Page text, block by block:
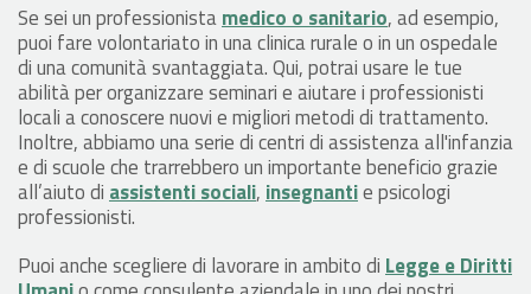
Se sei un professionistamedico o sanitario, ad esempio,
puoi fare volontariato in una clinica rurale o in un ospedale
di una comunità svantaggiata. Qui, potrai usare le tue
abilità per organizzare seminari e aiutare i professionisti
locali a conoscere nuovi e migliori metodi di trattamento.
Inoltre, abbiamo una serie di centri di assistenza all'infanzia
e di scuole che trarrebbero un importante beneficio grazie
all’aiuto di assistenti sociali, insegnantie psicologi
professionisti.
Puoi anche scegliere di lavorare in ambito di Legge e Diritti